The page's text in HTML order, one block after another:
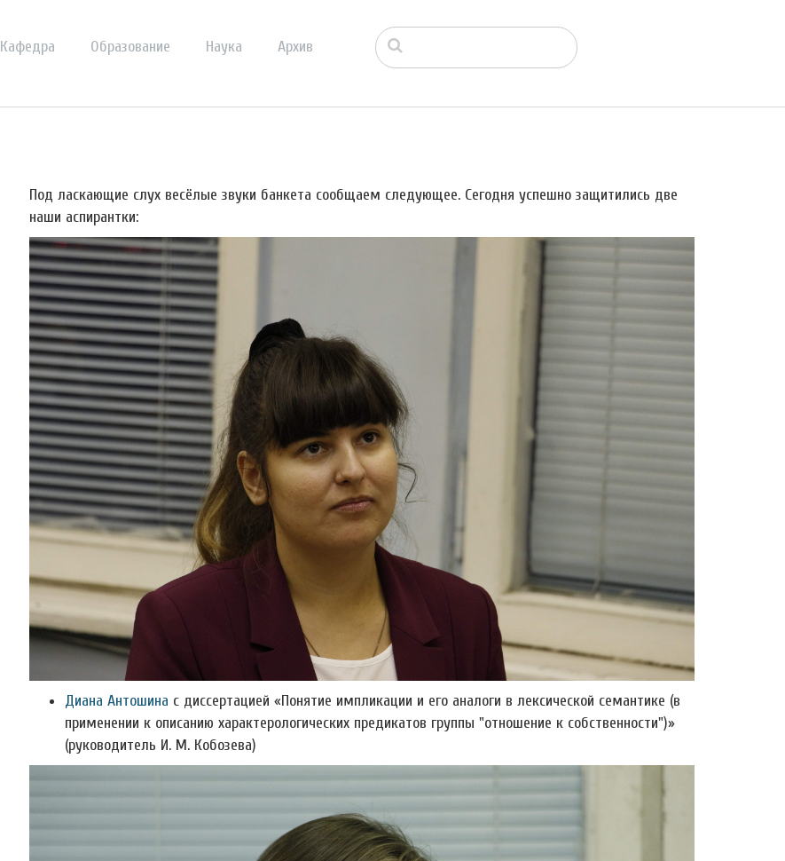
Кафедра Образование Наука Архив
Под ласкающие слух весёлые звуки банкета сообщаем следующее. Сегодня успешно защитились две
наши аспирантки:
Диана Антошина с диссертацией «Понятие импликации и его аналоги в лексической семантике (в
применении к описанию характерологических предикатов группы "отношение к собственности")»
(руководитель И. М. Кобозева)